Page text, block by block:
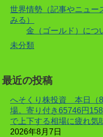
世界情勢（記事やニュー
みる）
金（ゴールド）につ
未分類
最近の投稿
へそくり株投資 本日（
場。寄り付き65746円
で上下する相場に疲れ気
2026年8月7日